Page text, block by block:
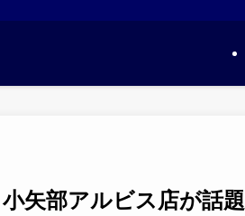
矢部アルビス店が話題